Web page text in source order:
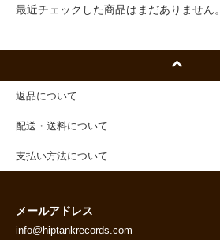
最近チェックした商品はまだありません。
返品について
配送・送料について
支払い方法について
メールアドレス
info@hiptankrecords.com